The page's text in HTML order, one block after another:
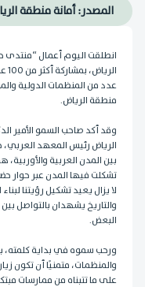
المصدر: أمانة منطقة
انطلقت اليوم أعمال “منتدى
عدد من المنظمات الدولية
منطقة الرياض.
وقد أكد صاحب السمو الأمير
الرياض رئيس المعهد العربي،
بين المدن العربية
تشكلت فيها المدن عبر حوار
لا يزال يعيد تشكيل رؤيتنا
والتاريخ يشهدان بالتواصل
البعض.
ورحب سموه في بداية كلمته،
والمنظمات، متمنيًا أن تكون
على ما تتبناه من ممارسات